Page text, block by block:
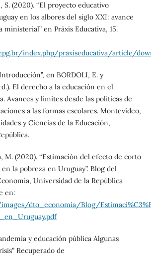
S. (2020). “El proyecto educativo
en los albores del siglo XXI: avance
en Práxis Educativa, 15.
index.php/praxiseducativa/article/
en BORDOLI, E. y
El derecho a la educación en el
Avances y límites desde las políticas de
a las formas escolares. Montevideo,
y Ciencias de la Educación,
M. (2020). “Estimación del efecto de corto
la pobreza en Uruguay”. Blog del
Universidad de la República
en:
dto_economia/Blog/
y educación pública Algunas
Recuperado de